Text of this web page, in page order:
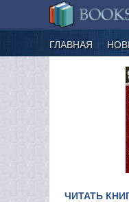
ГЛАВНАЯ
ЧИТАТЬ